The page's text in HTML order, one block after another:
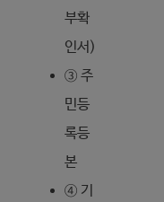
부확
인서)
③ 주
민등
록등
본
④ 기